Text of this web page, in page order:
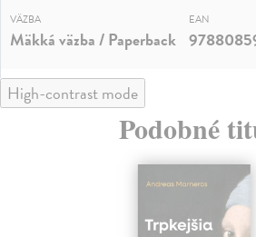
VÄZBA
Mäkká väzba / Paperback
EAN
High-contrast mode
Podobné